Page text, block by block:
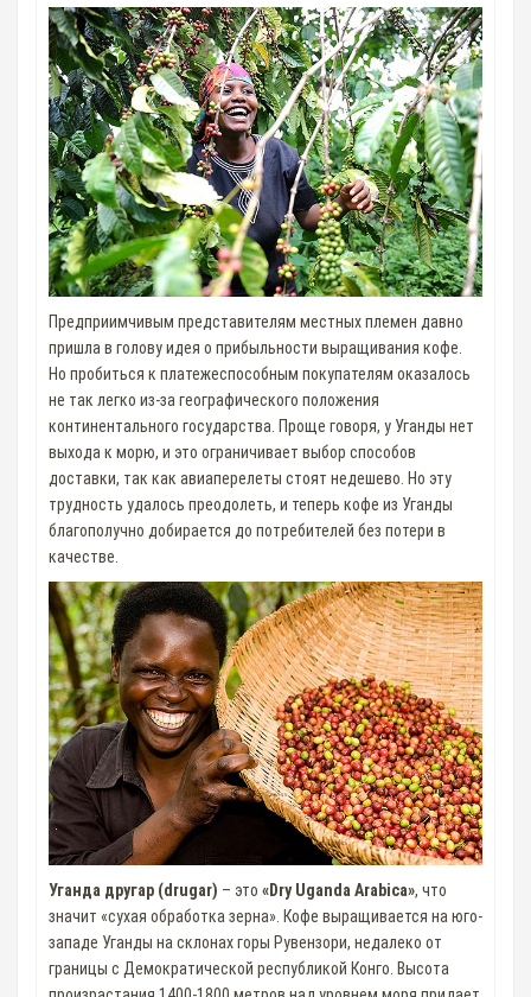
Предприимчивым представителям местных племен давно
пришла в голову идея о прибыльности выращивания кофе.
Но пробиться к платежеспособным покупателям оказалось
не так легко из-за географического положения
континентального государства. Проще говоря, у Уганды нет
выхода к морю, и это ограничивает выбор способов
доставки, так как авиаперелеты стоят недешево. Но эту
трудность удалось преодолеть, и теперь кофе из Уганды
благополучно добирается до потребителей без потери в
качестве.
Уганда другар (drugar) – это «Dry Uganda Arabica», что
значит «сухая обработка зерна». Кофе выращивается на юго-
западе Уганды на склонах горы Рувензори, недалеко от
границы с Демократической республикой Конго. Высота